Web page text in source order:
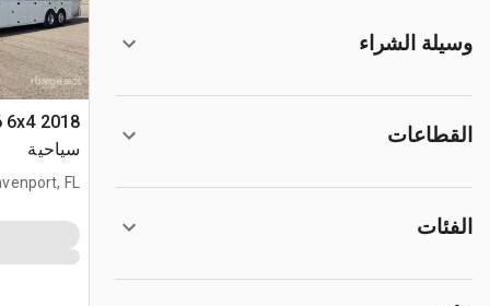
وسيلة الشراء
القطاعات
الفئات
سياحية
FL